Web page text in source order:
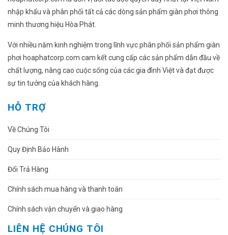
nhập khẩu và phân phối tất cả các dòng sản phẩm giàn phơi thông
minh thương hiệu Hòa Phát.
Với nhiều năm kinh nghiệm trong lĩnh vực phân phối sản phẩm giàn
phơi hoaphatcorp.com cam kết cung cấp các sản phẩm dẫn đầu về
chất lượng, nâng cao cuộc sống của các gia đình Việt và đạt được
sự tin tưởng của khách hàng.
HỖ TRỢ
Về Chúng Tôi
Quy Định Bảo Hành
Đổi Trả Hàng
Chính sách mua hàng và thanh toán
Chính sách vận chuyển và giao hàng
LIÊN HỆ CHÚNG TÔI